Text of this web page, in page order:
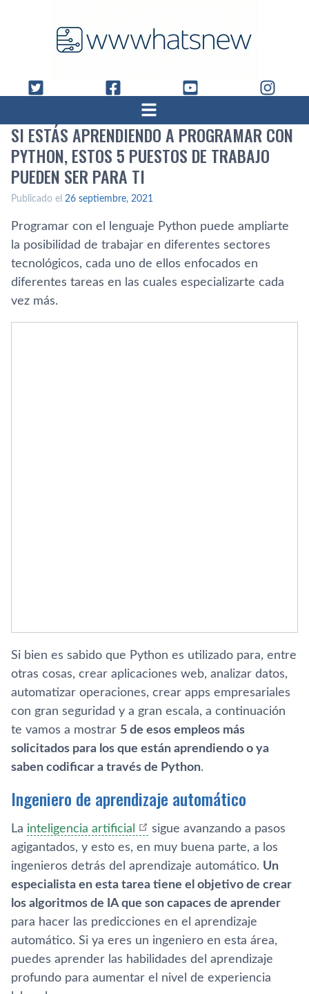
SI ESTÁS APRENDIENDO A PROGRAMAR CON
PYTHON, ESTOS 5 PUESTOS DE TRABAJO
PUEDEN SER PARA TI
Publicado el 26 septiembre, 2021
Programar con el lenguaje Python puede ampliarte
la posibilidad de trabajar en diferentes sectores
tecnológicos, cada uno de ellos enfocados en
diferentes tareas en las cuales especializarte cada
vez más.
Si bien es sabido que Python es utilizado para, entre
otras cosas, crear aplicaciones web, analizar datos,
automatizar operaciones, crear apps empresariales
con gran seguridad y a gran escala, a continuación
te vamos a mostrar 5 de esos empleos más
solicitados para los que están aprendiendo o ya
saben codificar a través de Python.
Ingeniero de aprendizaje automático
La inteligencia artificial
sigue avanzando a pasos
agigantados, y esto es, en muy buena parte, a los
ingenieros detrás del aprendizaje automático. Un
especialista en esta tarea tiene el objetivo de crear
los algoritmos de IA que son capaces de aprender
para hacer las predicciones en el aprendizaje
automático. Si ya eres un ingeniero en esta área,
puedes aprender las habilidades del aprendizaje
profundo para aumentar el nivel de experiencia